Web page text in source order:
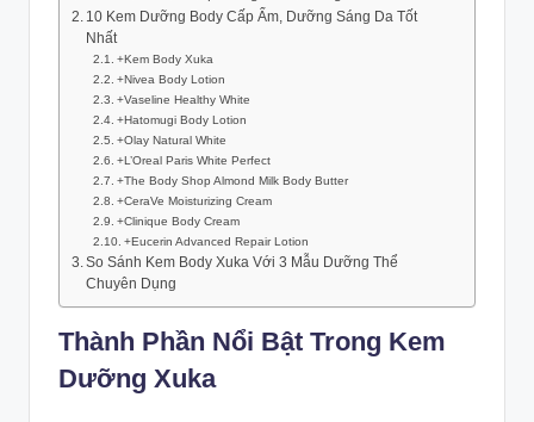
10 Kem Dưỡng Body Cấp Ẩm, Dưỡng Sáng Da Tốt
Nhất
+Kem Body Xuka
+Nivea Body Lotion
+Vaseline Healthy White
+Hatomugi Body Lotion
+Olay Natural White
+L’Oreal Paris White Perfect
+The Body Shop Almond Milk Body Butter
+CeraVe Moisturizing Cream
+Clinique Body Cream
+Eucerin Advanced Repair Lotion
So Sánh Kem Body Xuka Với 3 Mẫu Dưỡng Thể
Chuyên Dụng
Thành Phần Nổi Bật Trong Kem
Dưỡng Xuka